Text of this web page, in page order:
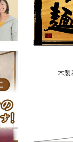
木製